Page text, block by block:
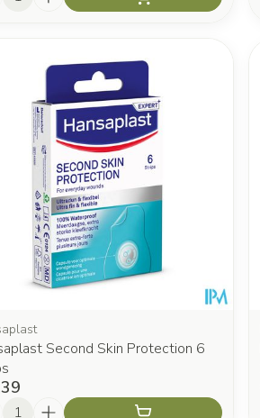
Second Skin Protection 6